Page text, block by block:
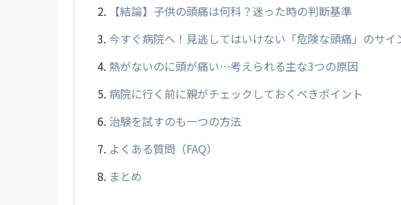
【結論】子供の頭痛は何科？迷った時の判断基準
今すぐ病院へ！見逃してはいけない「危険な頭痛」のサイ
熱がないのに頭が痛い…考えられる主な3つの原因
病院に行く前に親がチェックしておくべきポイント
治験を試すのも一つの方法
よくある質問（FAQ）
まとめ